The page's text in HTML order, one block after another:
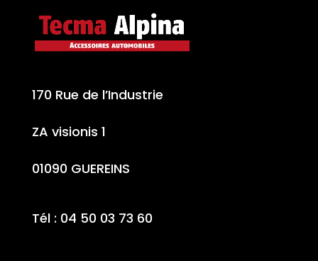
170 Rue de l’Industrie
ZA visionis 1
01090 GUEREINS
Tél : 04 50 03 73 60